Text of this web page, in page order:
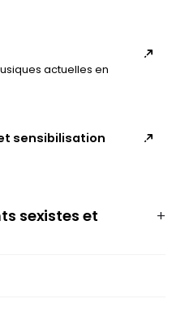
actuelles en
sensibilisation
sexistes et